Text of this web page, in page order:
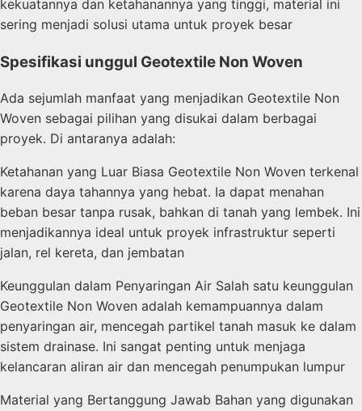
kekuatannya dan ketahanannya yang tinggi, material ini
sering menjadi solusi utama untuk proyek besar
Spesifikasi unggul Geotextile Non Woven
Ada sejumlah manfaat yang menjadikan Geotextile Non
Woven sebagai pilihan yang disukai dalam berbagai
proyek. Di antaranya adalah:
Ketahanan yang Luar Biasa Geotextile Non Woven terkenal
karena daya tahannya yang hebat. Ia dapat menahan
beban besar tanpa rusak, bahkan di tanah yang lembek. Ini
menjadikannya ideal untuk proyek infrastruktur seperti
jalan, rel kereta, dan jembatan
Keunggulan dalam Penyaringan Air Salah satu keunggulan
Geotextile Non Woven adalah kemampuannya dalam
penyaringan air, mencegah partikel tanah masuk ke dalam
sistem drainase. Ini sangat penting untuk menjaga
kelancaran aliran air dan mencegah penumpukan lumpur
Material yang Bertanggung Jawab Bahan yang digunakan